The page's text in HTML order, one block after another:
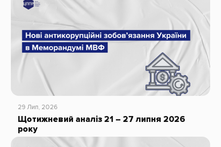
29 Лип, 2026
Щотижневий аналіз 21 – 27 липня 2026
року